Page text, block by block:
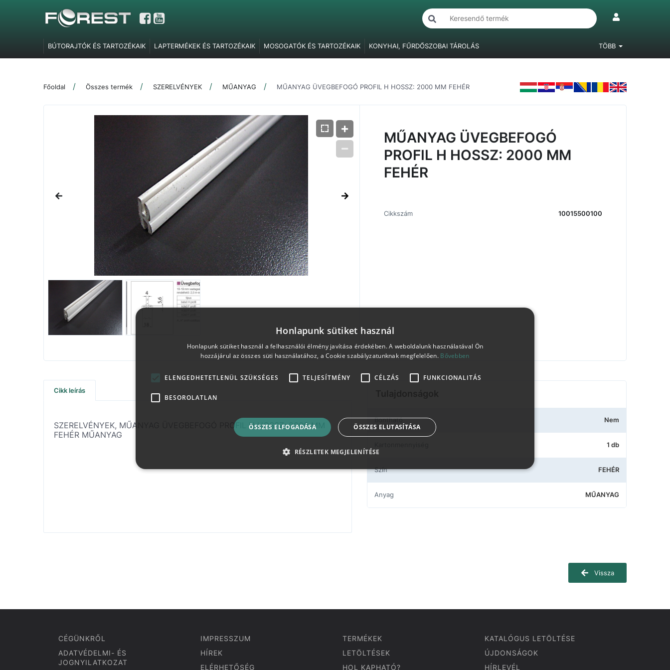
BÚTORAJTÓK ÉS TARTOZÉKAIK LAPTERMÉKEK ÉS TARTOZÉKAIK MOSOGATÓK ÉS TARTOZÉKAIK
KONYHAI, FŰRDŐSZOBAI TÁROLÁS
GARDRÓBELEMEK, POLCTARTÓK ÉS SZOBAI KIEGÉSZÍTŐK
BÚTORVILÁGÍTÁS FOGANTYÚK, FOGASOK BÚTORPÁNTOK
FIÓKRENDSZEREK
SZERELVÉNYEK
IRODABÚTOR TARTOZÉKOK ÉLZÁRÓK RAGASZTÁS, JAVÍTÁS, CSAVARTAKARÓK CSOMAGOLÓANYAG
LAMINÁLT PADLÓ
MARKETING ESZKÖZÖK
TÖBB
Főoldal Összes termék SZERELVÉNYEK MŰANYAG MŰANYAG ÜVEGBEFOGÓ PROFIL H HOSSZ: 2000 MM FEHÉR
MŰANYAG ÜVEGBEFOGÓ
PROFIL H HOSSZ: 2000 MM
FEHÉR
Cikkszám 10015500100
Cikk leírás
SZERELVÉNYEK, MŰANYAG ÜVEGBEFOGÓ PROFIL H HOSSZ: 2000 MM
FEHÉR MŰANYAG
Bontható Nem
1 db
Szín FEHÉR
Anyag MŰANYAG
Vissza
CÉGÜNKRŐL
ADATVÉDELMI- ÉS
JOGNYILATKOZAT
IMPRESSZUM
HÍREK
ELÉRHETŐSÉG
TERMÉKEK
LETÖLTÉSEK
HOL KAPHATÓ?
KATALÓGUS LETÖLTÉSE
ÚJDONSÁGOK
HÍRLEVÉL
Honlapunk sütiket használ
Honlapunk sütiket használ a felhasználói élmény javítása érdekében. A weboldalunk használatával Ön
hozzájárul az összes süti használatához, a Cookie szabályzatunknak megfelelően. Bővebben
ELENGEDHETETLENÜL SZÜKSÉGES TELJESÍTMÉNY CÉLZÁS FUNKCIONALITÁS
BESOROLATLAN
ÖSSZES ELFOGADÁSA ÖSSZES ELUTASÍTÁSA
RÉSZLETEK MEGJELENÍTÉSE